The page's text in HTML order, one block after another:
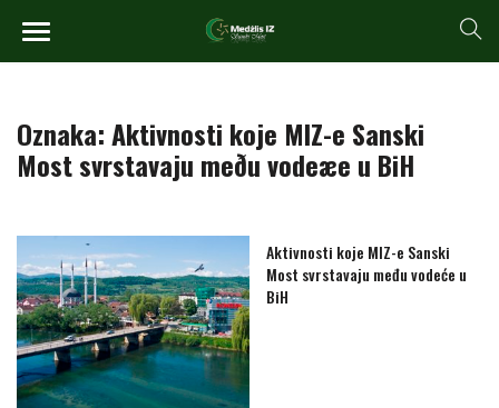
Oznaka:Aktivnosti koje MIZ-e Sanski
Most svrstavaju meðu vodeæe u BiH
Aktivnosti koje MIZ-e Sanski
Most svrstavaju među vodeće u
BiH